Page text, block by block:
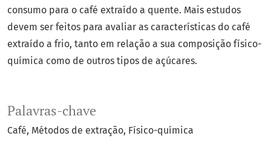
Palavras-chave
Café Métodos de extração Físico-química
consumo para o café extraído a quente. Mais estudos
devem ser feitos para avaliar as características do café
extraído a frio, tanto em relação a sua composição físico-
química como de outros tipos de açúcares.